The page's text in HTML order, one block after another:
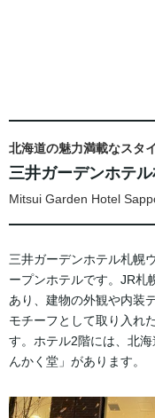
北海道の魅力満載なスタ
三井ガーデンホテ
Mitsui Garden Hotel
三井ガーデンホテル札幌
ープンホテルです。JR札
あり、建物の外観や内装
モチーフとして取り入れ
す。ホテル2階には、北
んかく堂」があります。